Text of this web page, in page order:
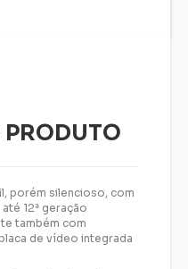
porém silencioso, com
12ª geração
também com
de vídeo integrada